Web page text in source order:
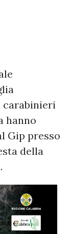
carabinieri
hanno
Gip presso
della